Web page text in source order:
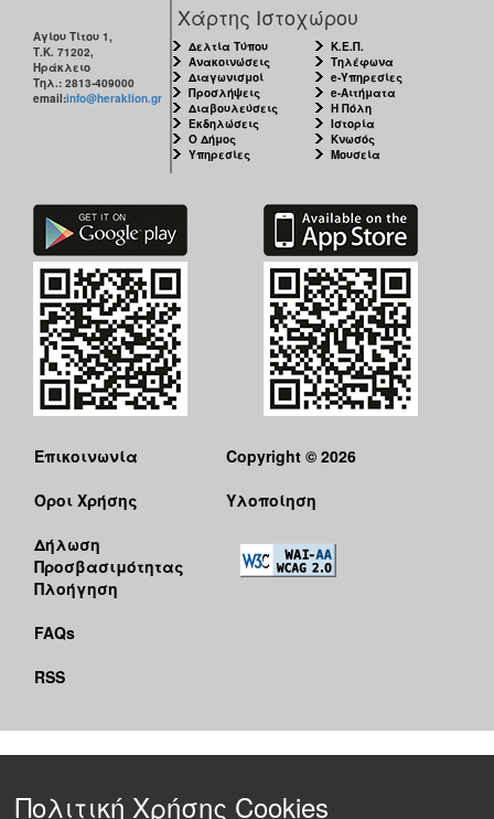
Αγίου Τίτου 1,
Τ.Κ. 71202,
Ηράκλειο
Τηλ.: 2813-409000
email:info@heraklion.gr
Χάρτης Ιστοχώρου
Δελτία Τύπου
Ανακοινώσεις
Διαγωνισμοί
Προσλήψεις
Διαβουλεύσεις
Εκδηλώσεις
Ο Δήμος
Υπηρεσίες
Κ.Ε.Π.
Τηλέφωνα
e-Υπηρεσίες
e-Αιτήματα
Η Πόλη
Ιστορία
Κνωσός
Μουσεία
Επικοινωνία
Όροι Χρήσης
Δήλωση
Προσβασιμότητας
Πλοήγηση
FAQs
RSS
Copyright © 2026
Υλοποίηση
Πολιτική Χρήσης Cookies